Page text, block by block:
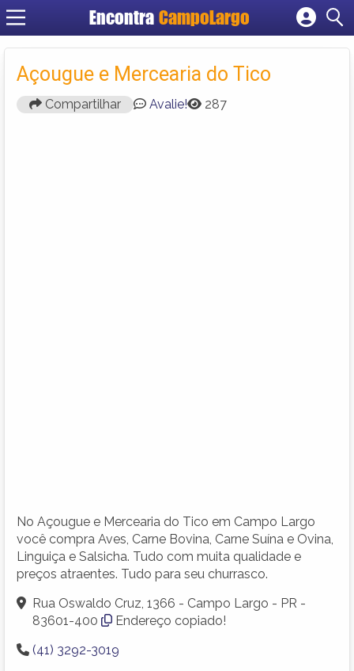
Encontra CampoLargo
Cadastrar empresa
Criar conta
Açougue e Mercearia do Tico
Compartilhar Avalie! 287
No Açougue e Mercearia do Tico em Campo Largo
você compra Aves, Carne Bovina, Carne Suína e Ovina,
Linguiça e Salsicha. Tudo com muita qualidade e
preços atraentes. Tudo para seu churrasco.
Rua Oswaldo Cruz, 1366 - Campo Largo - PR -
83601-400
Endereço copiado!
(41) 3292-3019